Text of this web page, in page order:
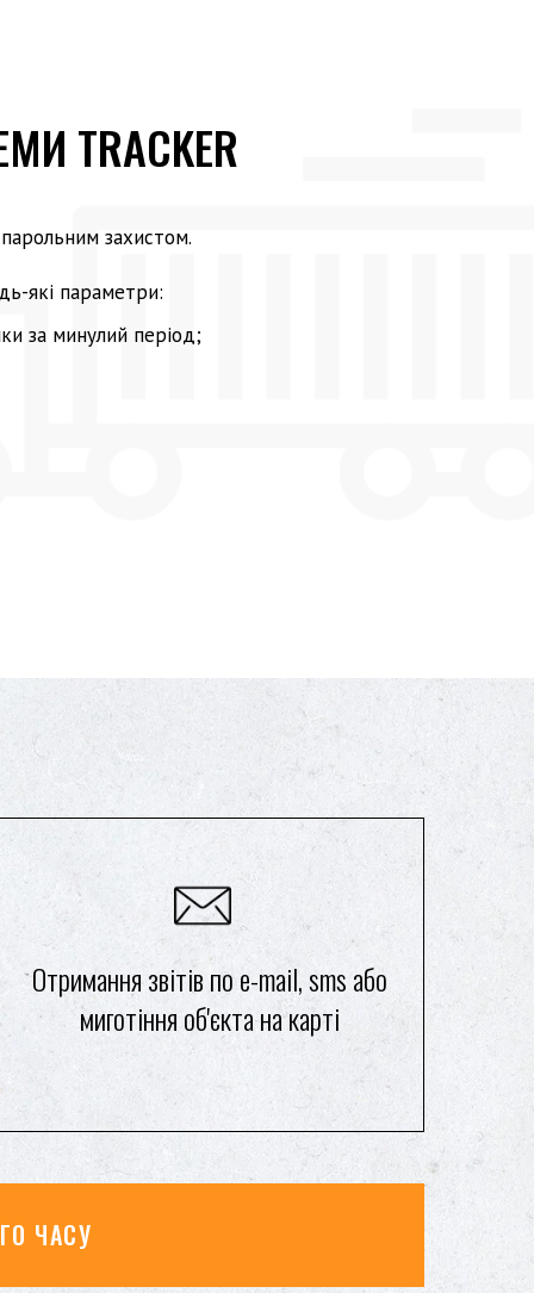
TRACKER
захистом.
які параметри:
за минулий період;
Отримання звітів по e-mail, sms або
миготіння об'єкта на карті
ЧАСУ